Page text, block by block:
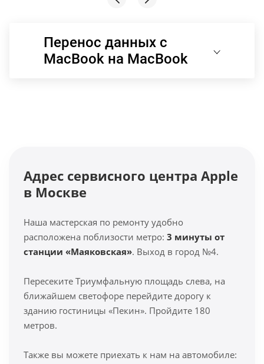
Перенос данных с
MacBook на MacBook
Адрес сервисного центра Apple
в Москве
Наша мастерская по ремонту удобно
расположена поблизости метро: 3 минуты от
станции «Маяковская». Выход в город №4.
Пересеките Триумфальную площадь слева, на
ближайшем светофоре перейдите дорогу к
зданию гостиницы «Пекин». Пройдите 180
метров.
Также вы можете приехать к нам на автомобиле: